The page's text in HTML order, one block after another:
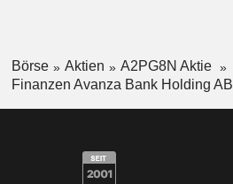
Börse Aktien
A2PG8N Aktie
Finanzen Avanza Bank Holding AB